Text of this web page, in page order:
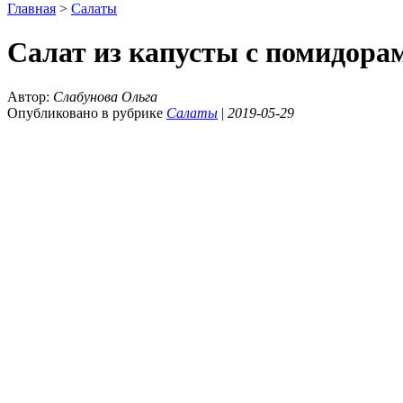
Главная > Салаты
Салат из капусты с
Автор: Слабунова Ольга
Опубликовано в рубрике Салаты | 2019-05-29